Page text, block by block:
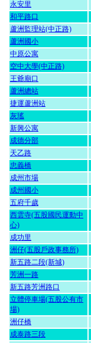
永安里
和平路口
蘆洲監理站(中正路)
蘆洲國小
中原公寓
空中大學(中正路)
王爺廟口
蘆洲總站
捷運蘆洲站
灰瑤
新興公寓
成德分部
天乙路
忠義橋
成州市場
成州國小
五府千歲
西雲寺(五股國民運動中
心)
成功里
洲仔(五股戶政事務所)
新五路二段(新城)
芳洲一路
新五路芳洲路口
立體停車場(五股公有市
場)
洲仔橋
成泰路三段